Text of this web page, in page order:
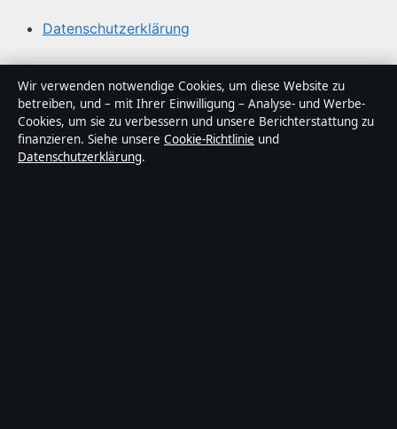
Datenschutzerklärung
Über Politikstudio in Kürze
Politikstudio ist ein unabhängiger digitaler
Nachrichtenanbieter mit Fokus auf Politik, Wirtschaft,
Technik und Gesellschaft in Deutschland. Jeder Artikel
Wir verwenden notwendige Cookies, um diese Website zu
betreiben, und – mit Ihrer Einwilligung – Analyse- und Werbe-
Cookies, um sie zu verbessern und unsere Berichterstattung zu
finanzieren. Siehe unsere Cookie-Richtlinie und
Datenschutzerklärung.